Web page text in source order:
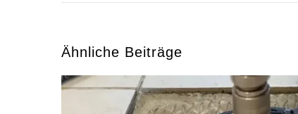
Ähnliche Beiträge